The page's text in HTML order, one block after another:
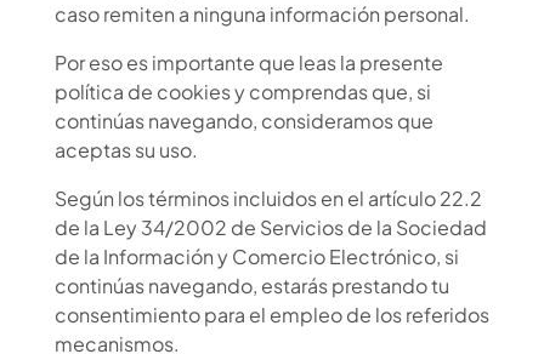
caso remiten a ninguna información personal.
Por eso es importante que leas la presente
política de cookies y comprendas que, si
continúas navegando, consideramos que
aceptas su uso.
Según los términos incluidos en el artículo 22.2
de la Ley 34/2002 de Servicios de la Sociedad
de la Información y Comercio Electrónico, si
continúas navegando, estarás prestando tu
consentimiento para el empleo de los referidos
mecanismos.